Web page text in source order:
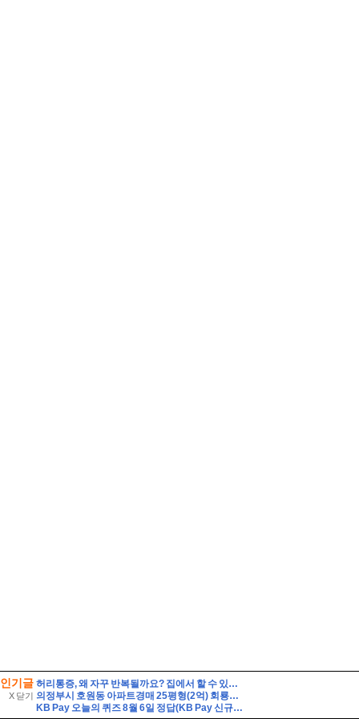
인기글
X 닫기
허리통증, 왜 자꾸 반복될까요? 집에서 할 수 있는 관리법과 지압법 총정리 by 상봉역안마원 편백힐링안마원
의정부시 호원동 아파트경매 25평형(2억) 회룡역인근 신원아파트 14층 유찰1회 의정부호원동신원아파트 법원경매 매매
KB Pay 오늘의 퀴즈 8월 6일 정답(KB Pay 신규서비스 '깨비로또' 2회차의 1등 당첨금은 얼마일까요?)